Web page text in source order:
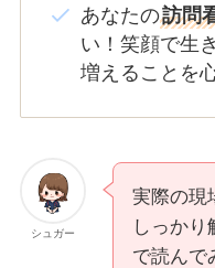
あなたの訪問
い！笑顔で生
増えることを
シュガー
実際の現
しっかり
で読んで